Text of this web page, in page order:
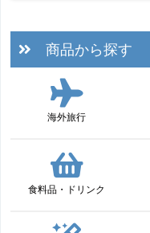
商品から探す
海外旅行
食料品・ドリンク